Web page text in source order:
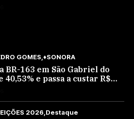
GOMES ♦SONORA
BR-163 em São Gabriel do
40,53% e passa a custar R$
2026 Destaque